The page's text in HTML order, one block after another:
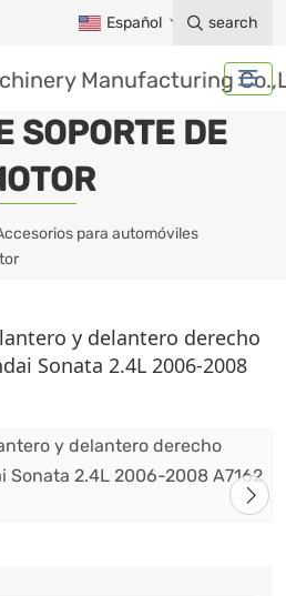
Español search
SOPORTE DE
para automóviles
y delantero derecho
Sonata 2.4L 2006-2008